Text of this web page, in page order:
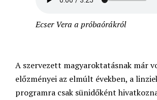
Ecser Vera a próbaórákról
A szervezett magyaroktatásnak már
előzményei az elmúlt években, a
programra csak sünidőként